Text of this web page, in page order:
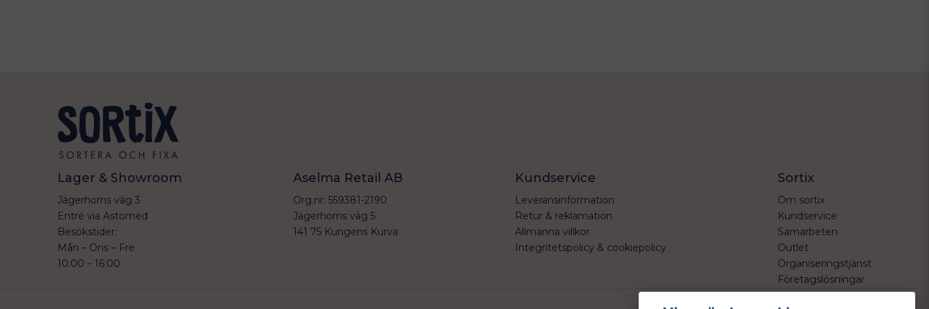
Lager & Showroom
Jägerhorns väg 3
Entré via Astomed
Besökstider:
Mån – Ons – Fre
10:00 – 16:00
Aselma Retail AB
Org.nr: 559381-2190
Jägerhorns väg 5
141 75 Kungens Kurva
Kundservice
Leveransinformation
Retur & reklamation
Allmänna villkor
Integritetspolicy & cookiepolicy
Sortix
Om sortix
Kundservice
Samarbeten
Outlet
Organiseringstjänst
Företagslösningar